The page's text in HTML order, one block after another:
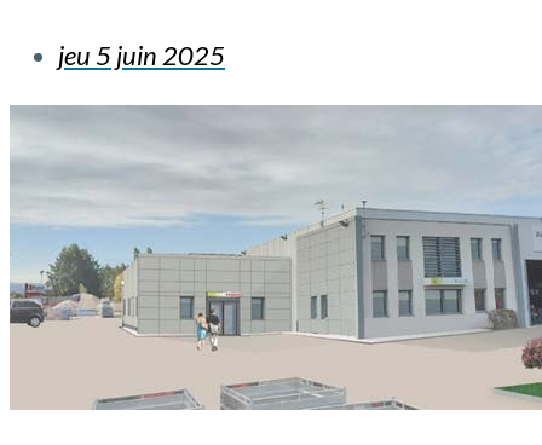
jeu 5 juin 2025